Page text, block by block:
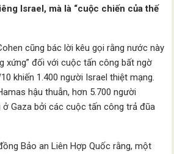
Israel, mà là “cuộc chiến của thế
cũng bác lời kêu gọi rằng nước này
xứng” đối với cuộc tấn công bất ngờ
khiến 1.400 người Israel thiệt mạng.
hậu thuẫn, hơn 5.700 người
ở Gaza bởi các cuộc tấn công trả đũa
Bảo an Liên Hợp Quốc rằng, một